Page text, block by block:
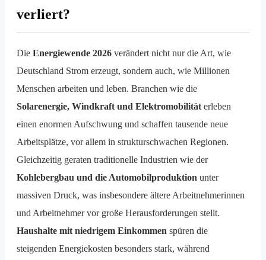
verliert?
Die Energiewende 2026 verändert nicht nur die Art, wie
Deutschland Strom erzeugt, sondern auch, wie Millionen
Menschen arbeiten und leben. Branchen wie die
Solarenergie, Windkraft und Elektromobilitäterleben
einen enormen Aufschwung und schaffen tausende neue
Arbeitsplätze, vor allem in strukturschwachen Regionen.
Gleichzeitig geraten traditionelle Industrien wie der
Kohlebergbau und die Automobilproduktion unter
massiven Druck, was insbesondere ältere Arbeitnehmerinnen
und Arbeitnehmer vor große Herausforderungen stellt.
Haushalte mit niedrigem Einkommen spüren die
steigenden Energiekosten besonders stark, während